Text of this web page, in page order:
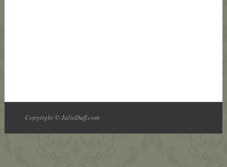
Copyright © JulieDuff.com